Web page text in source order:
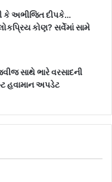
કે અભીજિત દીપકે…
કોણ? સર્વેમાં સામે
સાથે ભારે વરસાદની
હવામાન અપડેટ